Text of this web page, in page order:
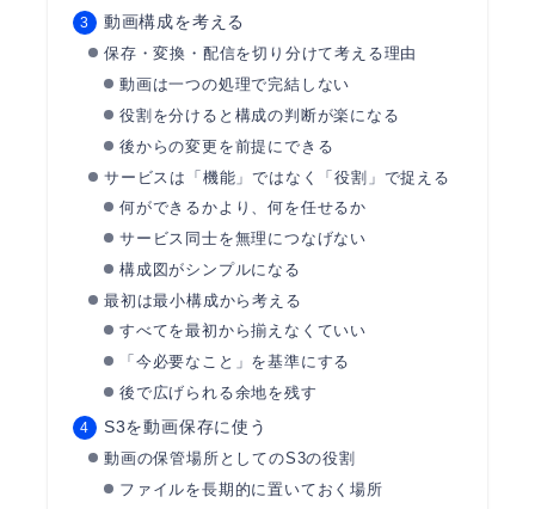
動画構成を考える
保存・変換・配信を切り分けて考える理由
動画は一つの処理で完結しない
役割を分けると構成の判断が楽になる
後からの変更を前提にできる
サービスは「機能」ではなく「役割」で捉える
何ができるかより、何を任せるか
サービス同士を無理につなげない
構成図がシンプルになる
最初は最小構成から考える
すべてを最初から揃えなくていい
「今必要なこと」を基準にする
後で広げられる余地を残す
S3を動画保存に使う
動画の保管場所としてのS3の役割
ファイルを長期的に置いておく場所